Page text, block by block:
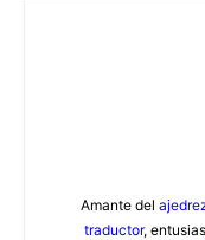
Amante del
traductor,